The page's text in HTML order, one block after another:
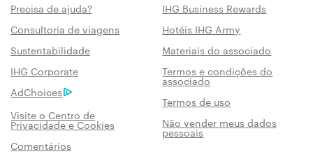
Precisa de ajuda?
IHG Business Rewards
Consultoria de viagens
Hotéis IHG Army
Sustentabilidade
Materiais do associado
IHG Corporate
Termos e condições do
associado
AdChoices
Termos de uso
Visite o Centro de
Privacidade e Cookies Não vender meus dados
pessoais
Comentários